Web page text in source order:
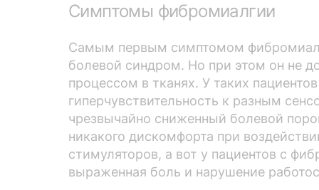
Симптомы фибромиалгии
Самым первым симптомом
болевой синдром. Но при этом он не
процессом в тканях. У таких
гиперчувствительность к разным
чрезвычайно сниженный болевой
никакого дискомфорта при
стимуляторов, а вот у пациентов с
выраженная боль и нарушение